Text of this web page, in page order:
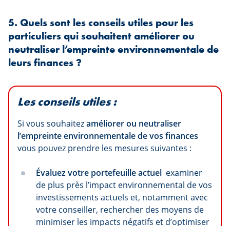
5. Quels sont les conseils utiles pour les
particuliers qui souhaitent améliorer ou
neutraliser l’empreinte environnementale de
leurs finances ?
Les conseils utiles :
Si vous souhaitezaméliorer ou neutraliser
l’empreinte environnementale de vos finances
vous pouvez prendre les mesures suivantes :
Évaluez votre portefeuille actuel examiner
de plus près l’impact environnemental de vos
investissements actuels et, notamment avec
votre conseiller, rechercher des moyens de
minimiser les impacts négatifs et d’optimiser